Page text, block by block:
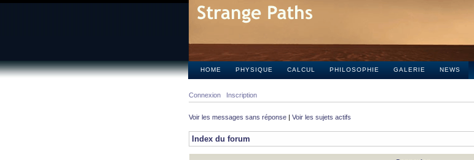
HOME PHYSIQUE CALCUL PHILOSOPHIE GALERIE NEWS
Connexion Inscription
Voir les messages sans réponse | Voir les sujets actifs
Index du forum